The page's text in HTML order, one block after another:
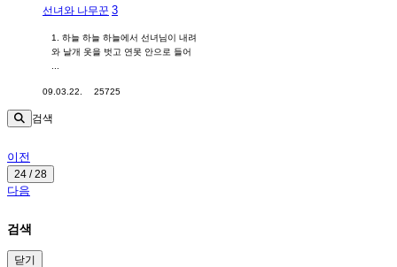
선녀와 나무꾼 3
1. 하늘 하늘 하늘에서 선녀님이 내려
와 날개 옷을 벗고 연못 안으로 들어
09.03.22. 25725
검색
이전
24 / 28
다음
검색
닫기